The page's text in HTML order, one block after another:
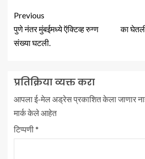
Previous
पुणे नंतर मुंबईमध्ये ऍक्टिव्ह रुग्ण
संख्या घटली.
का
प्रतिक्रिया व्यक्त करा
आपला ई-मेल अड्रेस प्रकाशित केला जाणार
मार्क केले आहेत
टिप्पणी*